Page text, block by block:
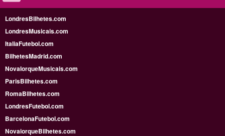
LondresBilhetes.com
LondresMusicais.com
ItaliaFutebol.com
BilhetesMadrid.com
NovaIorqueMusicais.com
ParisBilhetes.com
RomaBilhetes.com
LondresFutebol.com
BarcelonaFutebol.com
NovaiorqueBilhetes.com